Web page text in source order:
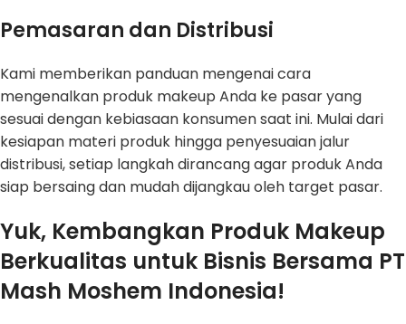
Pemasaran dan Distribusi
Kami memberikan panduan mengenai cara
mengenalkan produk makeup Anda ke pasar yang
sesuai dengan kebiasaan konsumen saat ini. Mulai dari
kesiapan materi produk hingga penyesuaian jalur
distribusi, setiap langkah dirancang agar produk Anda
siap bersaing dan mudah dijangkau oleh target pasar.
Yuk, Kembangkan Produk Makeup
Berkualitas untuk Bisnis Bersama PT
Mash Moshem Indonesia!